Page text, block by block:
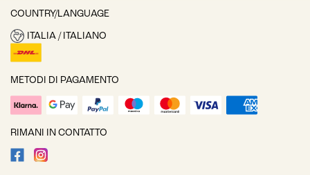
COUNTRY/LANGUAGE
ITALIA / ITALIANO
METODI DI PAGAMENTO
RIMANI IN CONTATTO